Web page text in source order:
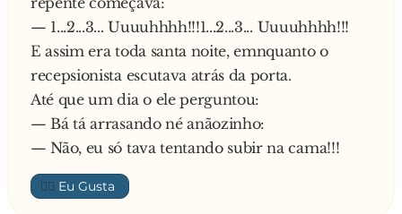
chamou um amigo seu, também anão, pra
acompanhá-lo. No meio do caminho avistam
do outro lado da rua, o negão e então ele
comenta com o amigo:
— Tá vendo aquele negão ali? Sabia que eu já
tracei ele?
— 1...2...3... Uuuuhhhh!!!1...2...3... Uuuuhhhh!!!
E assim era toda santa noite, emnquanto o
recepsionista escutava atrás da porta.
Até que um dia o ele perguntou:
— Bá tá arrasando né anãozinho:
— Não, eu só tava tentando subir na cama!!!
👍🏼